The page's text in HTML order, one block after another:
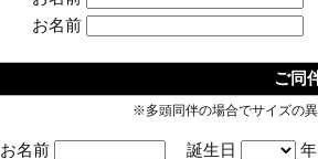
お名前
ご同
※多頭同伴の場合でサイズの
お名前 誕生日